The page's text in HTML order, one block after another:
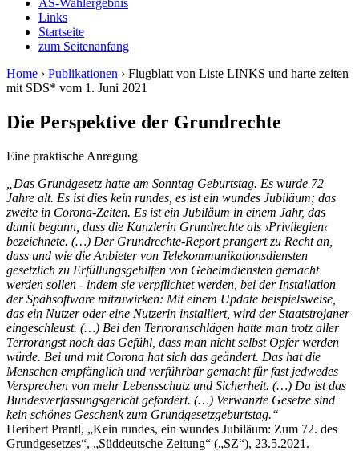
AS-Wahlergebnis
Links
Startseite
zum Seitenanfang
Home › Publikationen › Flugblatt von Liste LINKS und harte zeiten
mit SDS* vom 1. Juni 2021
Die Perspektive der Grundrechte
Eine praktische Anregung
„Das Grundgesetz hatte am Sonntag Geburtstag. Es wurde 72
Jahre alt. Es ist dies kein rundes, es ist ein wundes Jubiläum; das
zweite in Corona-Zeiten. Es ist ein Jubiläum in einem Jahr, das
damit begann, dass die Kanzlerin Grundrechte als ›Privilegien‹
bezeichnete. (…) Der Grundrechte-Report prangert zu Recht an,
dass und wie die Anbieter von Telekommunikationsdiensten
gesetzlich zu Erfüllungsgehilfen von Geheimdiensten gemacht
werden sollen - indem sie verpflichtet werden, bei der Installation
der Spähsoftware mitzuwirken: Mit einem Update beispielsweise,
das ein Nutzer oder eine Nutzerin installiert, wird der Staatstrojaner
eingeschleust. (…) Bei den Terroranschlägen hatte man trotz aller
Terrorangst noch das Gefühl, dass man nicht selbst Opfer werden
würde. Bei und mit Corona hat sich das geändert. Das hat die
Menschen empfänglich und verführbar gemacht für fast jedwedes
Versprechen von mehr Lebensschutz und Sicherheit. (…) Da ist das
Bundesverfassungsgericht gefordert. (…) Verwanzte Gesetze sind
kein schönes Geschenk zum Grundgesetzgeburtstag.“
Heribert Prantl, „Kein rundes, ein wundes Jubiläum: Zum 72. des
Grundgesetzes“, „Süddeutsche Zeitung“ („SZ“), 23.5.2021.